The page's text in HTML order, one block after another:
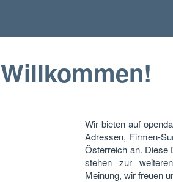
Willkommen!
Wir bieten auf
Adressen, Firmen-
Österreich an. Diese
stehen zur
Meinung, wir freuen